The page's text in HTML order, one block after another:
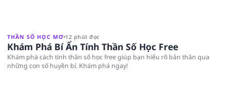
THẦN SỐ HỌC MƠ 12 phút đọc
Khám Phá Bí Ẩn Tính Thần Số Học Free
Khám phá cách tính thần số học free giúp bạn hiểu rõ bản thân qua
những con số huyền bí. Khám phá ngay!